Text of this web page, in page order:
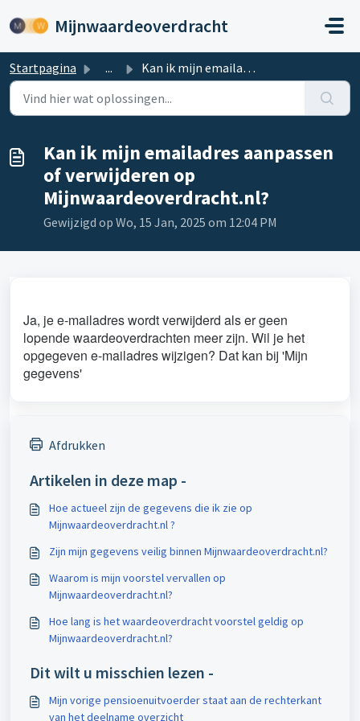
Mijnwaardeoverdracht
Startpagina ... Kan ik mijn emailadres aanpassen of verwijderen op Mijnwa...
Kan ik mijn emailadres aanpassen
of verwijderen op
Mijnwaardeoverdracht.nl?
Gewijzigd op Wo, 15 Jan, 2025 om 12:04 PM
Ja, je e-mailadres wordt verwijderd als er geen
lopende waardeoverdrachten meer zijn. Wil je het
opgegeven e-mailadres wijzigen? Dat kan bij 'Mijn
gegevens'
Afdrukken
Artikelen in deze map -
Hoe actueel zijn de gegevens die ik zie op
Mijnwaardeoverdracht.nl ?
Zijn mijn gegevens veilig binnen Mijnwaardeoverdracht.nl?
Waarom is mijn voorstel vervallen op
Mijnwaardeoverdracht.nl?
Hoe lang is het waardeoverdracht voorstel geldig op
Mijnwaardeoverdracht.nl?
Dit wilt u misschien lezen -
Mijn vorige pensioenuitvoerder staat aan de rechterkant
van het deelname overzicht